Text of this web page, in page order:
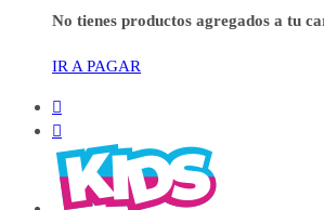
No tienes productos agregados a tu
IR A PAGAR

